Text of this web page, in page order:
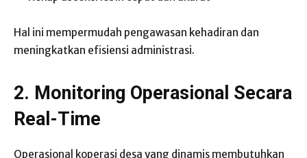
Hal ini mempermudah pengawasan kehadiran dan
meningkatkan efisiensi administrasi.
2. Monitoring Operasional Secara
Real-Time
Operasional koperasi desa yang dinamis membutuhkan